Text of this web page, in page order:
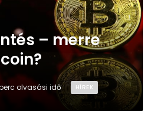
– merre
olvasási idő HÍREK